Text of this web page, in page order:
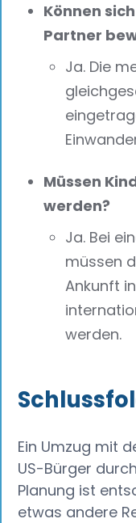
Können
Partner
Ja. Die
Müssen
werden?
Ja. Bei
müssen
Ankunft
werden.
Ein Umzug mit
US-Bürger
Planung ist
etwas andere